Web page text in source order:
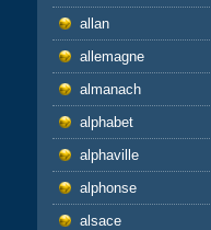
allan
allemagne
almanach
alphabet
alphaville
alphonse
alsace